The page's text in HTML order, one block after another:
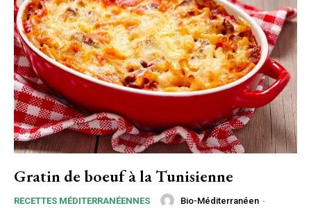
Gratin de boeuf à la Tunisienne
RECETTES MÉDITERRANÉENNES Bio-Méditerranéen -